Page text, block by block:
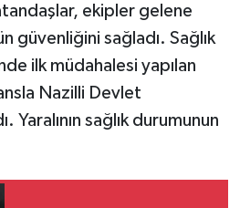
ekipler gelene
güvenliğini sağladı. Sağlık
ilk müdahalesi yapılan
Nazilli Devlet
Yaralının sağlık durumunun